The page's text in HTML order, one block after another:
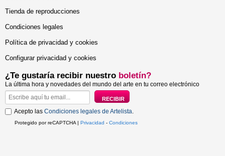
Tienda de reproducciones
Condiciones legales
Política de privacidad y cookies
Configurar privacidad y cookies
¿Te gustaría recibir nuestro boletín?
La última hora y novedades del mundo del arte en tu correo electrónico
Acepto las Condiciones legales de Artelista.
Protegido por reCAPTCHA | Privacidad - Condiciones